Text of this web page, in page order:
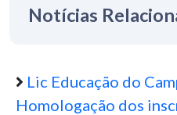
Notícias
Lic Educação do
Homologação dos